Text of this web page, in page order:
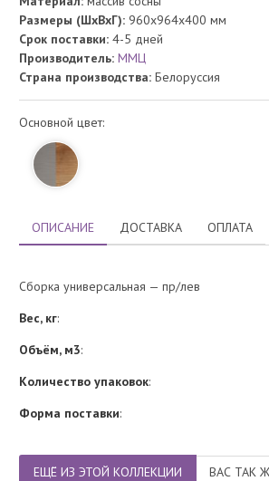
Размеры (ШхВхГ): 960x964x400 мм
Срок поставки: 4-5 дней
Производитель: ММЦ
Страна производства: Белоруссия
Основной цвет:
ОПИСАНИЕ ДОСТАВКА ОПЛАТА
Сборка универсальная — пр/лев
Вес, кг:
Объём, м3:
Количество упаковок:
Форма поставки:
ЕЩЁ ИЗ ЭТОЙ КОЛЛЕКЦИИ ВАС ТАК